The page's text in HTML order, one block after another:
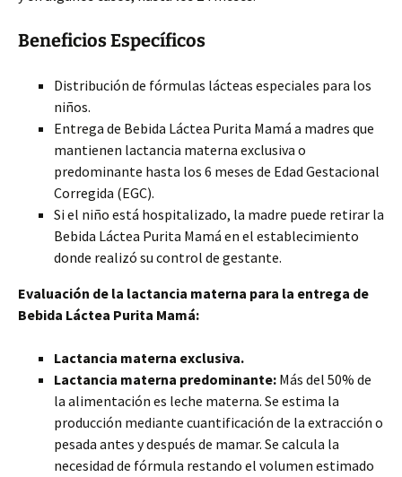
Beneficios Específicos
Distribución de fórmulas lácteas especiales para los
niños.
Entrega de Bebida Láctea Purita Mamá a madres que
mantienen lactancia materna exclusiva o
predominante hasta los 6 meses de Edad Gestacional
Corregida (EGC).
Si el niño está hospitalizado, la madre puede retirar la
Bebida Láctea Purita Mamá en el establecimiento
donde realizó su control de gestante.
Evaluación de la lactancia materna para la entrega de
Bebida Láctea Purita Mamá:
Lactancia materna exclusiva.
Lactancia materna predominante: Más del 50% de
la alimentación es leche materna. Se estima la
producción mediante cuantificación de la extracción o
pesada antes y después de mamar. Se calcula la
necesidad de fórmula restando el volumen estimado